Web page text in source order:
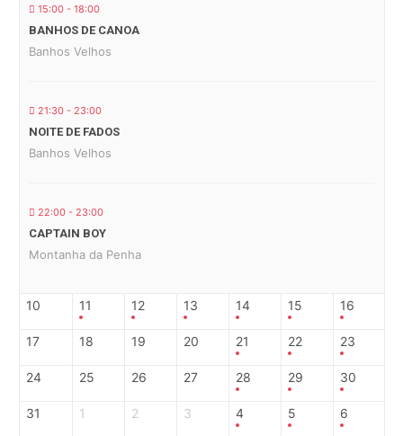
15:00 - 18:00
BANHOS DE CANOA
Banhos Velhos
21:30 - 23:00
NOITE DE FADOS
Banhos Velhos
22:00 - 23:00
CAPTAIN BOY
Montanha da Penha
10 11 12 13 14 15 16
17 18 19 20 21 22 23
24 25 26 27 28 29 30
31 1 2 3 4 5 6